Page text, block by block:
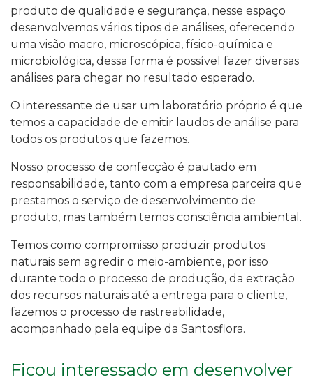
produto de qualidade e segurança, nesse espaço
desenvolvemos vários tipos de análises, oferecendo
uma visão macro, microscópica, físico-química e
microbiológica, dessa forma é possível fazer diversas
análises para chegar no resultado esperado.
O interessante de usar um laboratório próprio é que
temos a capacidade de emitir laudos de análise para
todos os produtos que fazemos.
Nosso processo de confecção é pautado em
responsabilidade, tanto com a empresa parceira que
prestamos o serviço de desenvolvimento de
produto, mas também temos consciência ambiental.
Temos como compromisso produzir produtos
naturais sem agredir o meio-ambiente, por isso
durante todo o processo de produção, da extração
dos recursos naturais até a entrega para o cliente,
fazemos o processo de rastreabilidade,
acompanhado pela equipe da Santosflora.
Ficou interessado em desenvolver